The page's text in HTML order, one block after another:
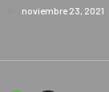
noviembre 23, 2021